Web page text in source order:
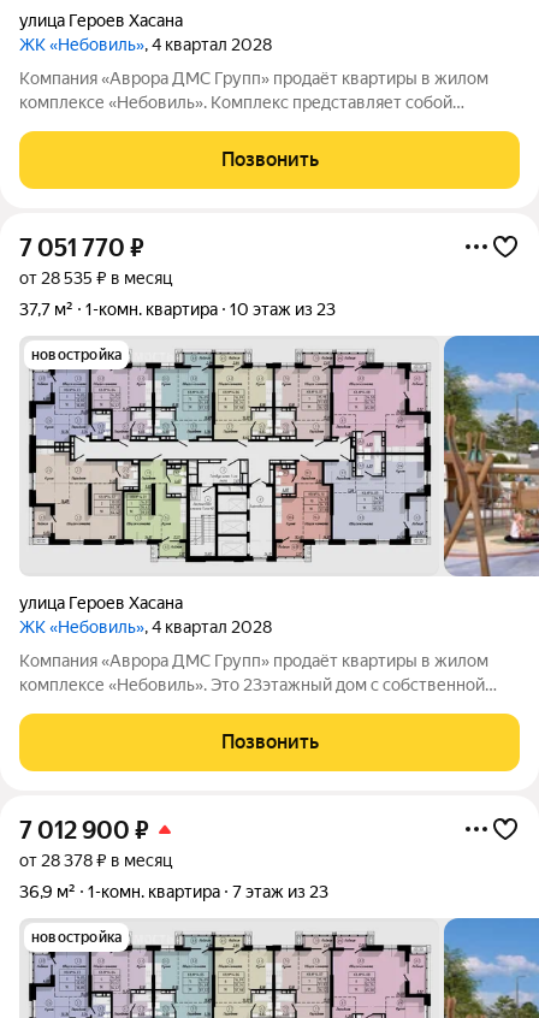
улица Героев Хасана
ЖК «Небовиль», 4 квартал 2028
Компания «Аврора ДМС Групп» продаёт квартиры в жилом
комплексе «Небовиль». Комплекс представляет собой
паркингом на 99мест. «Небовиль» создан для тех, кто
стремится к успеху и хочет находиться
Позвонить
7 051 770 ₽
от 28 535 ₽ в месяц
37,7 м²
1-комн. квартира 10 этаж из 23
новостройка
улица Героев Хасана
ЖК «Небовиль», 4 квартал 2028
Компания «Аврора ДМС Групп» продаёт квартиры в жилом
комплексе «Небовиль». Это 23этажный дом с собственной
«Небовиль» создан для тех, кто стремится к успеху и хочет
находиться среди единомышленников:
Позвонить
7 012 900 ₽
от 28 378 ₽ в месяц
36,9 м²
1-комн. квартира 7 этаж из 23
новостройка